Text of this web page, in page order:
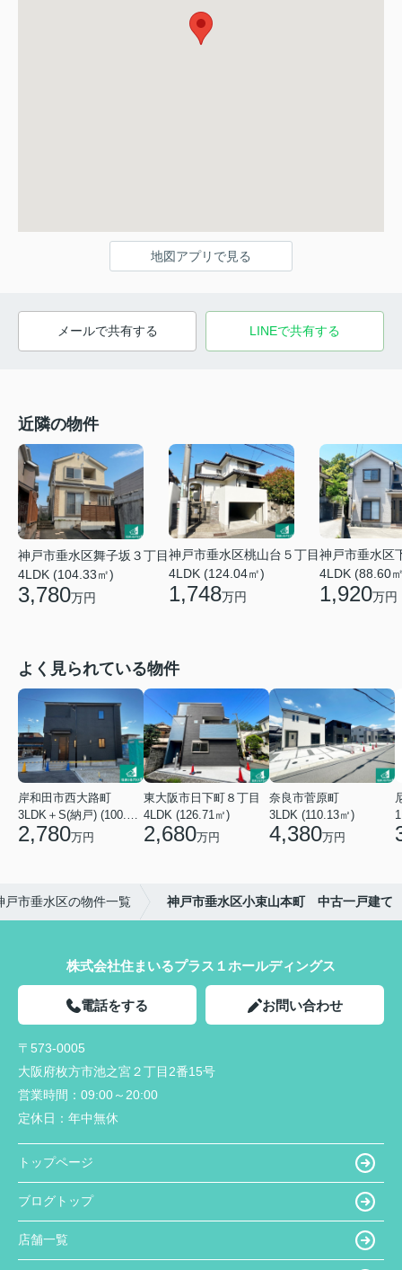
地図アプリで見る
メールで共有する LINEで共有する
近隣の物件
神戸市垂水区舞子坂３丁目
4LDK (104.33㎡)
3,780万円
神戸市垂水区桃山台５丁目
4LDK (124.04㎡)
1,748万円
神戸市垂水区
4LDK (88.60
1,920万円
よく見られている物件
岸和田市西大路町
2,780万円
東大阪市日下町８丁目
4LDK (126.71㎡)
2,680万円
奈良市菅原町
3LDK (110.13㎡)
4,380万円
戸市垂水区の物件一覧 神戸市垂水区小束山本町 中古一戸建て
株式会社住まいるプラス１ホールディングス
電話をする お問い合わせ
〒573-0005
大阪府枚方市池之宮２丁目2番15号
営業時間： 09:00～20:00
定休日： 年中無休
トップページ
ブログトップ
店舗一覧